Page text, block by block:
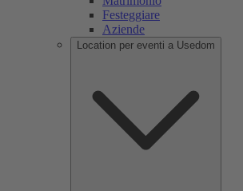
Festeggiare
Aziende
Location per eventi a Usedom